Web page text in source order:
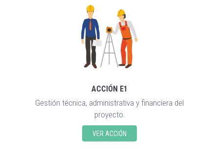
ACCIÓN E1
Gestión técnica, administrativa y financiera del
proyecto.
VER ACCIÓN